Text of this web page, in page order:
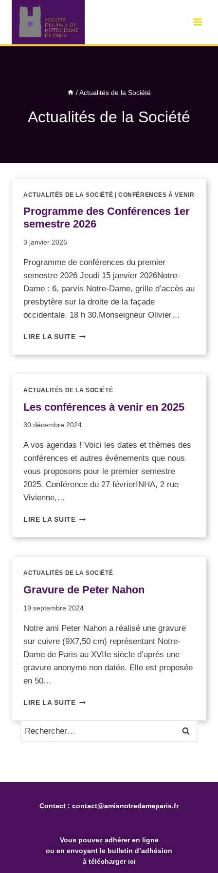
/ Actualités de la Société
Actualités de la Société
ACTUALITÉS DE LA SOCIÉTÉ |CONFÉRENCES À VENIR
Programme des Conférences 1er
semestre 2026
3 janvier 2026
Programme de conférences du premier
semestre 2026 Jeudi 15 janvier 2026Notre-
Dame : 6, parvis Notre-Dame, grille d’accès au
presbytère sur la droite de la façade
occidentale. 18 h 30.Monseigneur Olivier…
LIRE LA SUITE
ACTUALITÉS DE LA SOCIÉTÉ
Les conférences à venir en 2025
30 décembre 2024
A vos agendas ! Voici les dates et thèmes des
conférences et autres événements que nous
vous proposons pour le premier semestre
2025. Conférence du 27 févrierINHA, 2 rue
Vivienne,…
LIRE LA SUITE
ACTUALITÉS DE LA SOCIÉTÉ
Gravure de Peter Nahon
19 septembre 2024
Notre ami Peter Nahon a réalisé une gravure
sur cuivre (9X7,50 cm) représentant Notre-
Dame de Paris au XVIIe siècle d’après une
gravure anonyme non datée. Elle est proposée
en 50…
LIRE LA SUITE
Contact : contact@amisnotredameparis.fr
Vous pouvez adhérer en ligne
ou en envoyant le bulletin d’adhésion
à télécharger ici